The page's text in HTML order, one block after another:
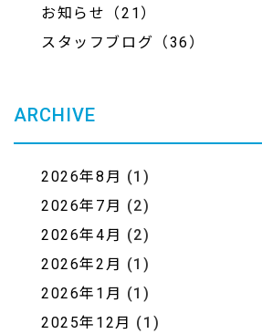
お知らせ（21）
スタッフブログ（36）
ARCHIVE
2026年8月 (1)
2026年7月 (2)
2026年4月 (2)
2026年2月 (1)
2026年1月 (1)
2025年12月 (1)